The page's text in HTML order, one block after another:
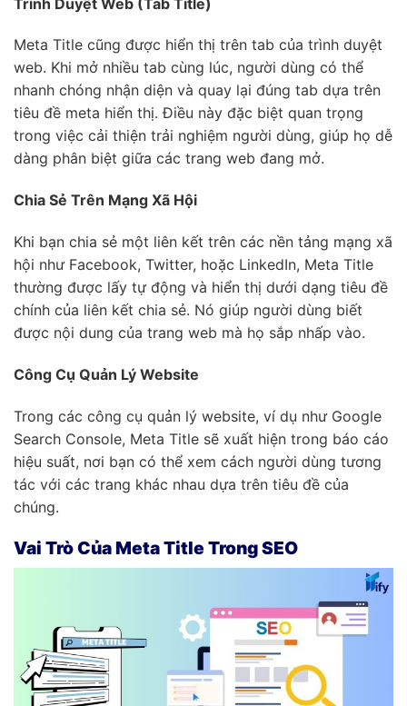
Meta Title cũng được hiển thị trên tab của trình duyệt
web. Khi mở nhiều tab cùng lúc, người dùng có thể
nhanh chóng nhận diện và quay lại đúng tab dựa trên
tiêu đề meta hiển thị. Điều này đặc biệt quan trọng
trong việc cải thiện trải nghiệm người dùng, giúp họ dễ
dàng phân biệt giữa các trang web đang mở.
Chia Sẻ Trên Mạng Xã Hội
Khi bạn chia sẻ một liên kết trên các nền tảng mạng xã
hội như Facebook, Twitter, hoặc LinkedIn, Meta Title
thường được lấy tự động và hiển thị dưới dạng tiêu đề
chính của liên kết chia sẻ. Nó giúp người dùng biết
được nội dung của trang web mà họ sắp nhấp vào.
Công Cụ Quản Lý Website
Trong các công cụ quản lý website, ví dụ như Google
Search Console, Meta Title sẽ xuất hiện trong báo cáo
hiệu suất, nơi bạn có thể xem cách người dùng tương
tác với các trang khác nhau dựa trên tiêu đề của
chúng.
Vai Trò Của Meta Title Trong SEO